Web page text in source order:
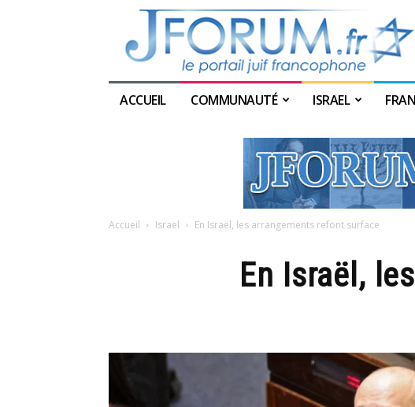
ACCUEIL COMMUNAUTÉ ISRAEL
Accueil Israel En Israël, les arrangements refont surface
En Israël,